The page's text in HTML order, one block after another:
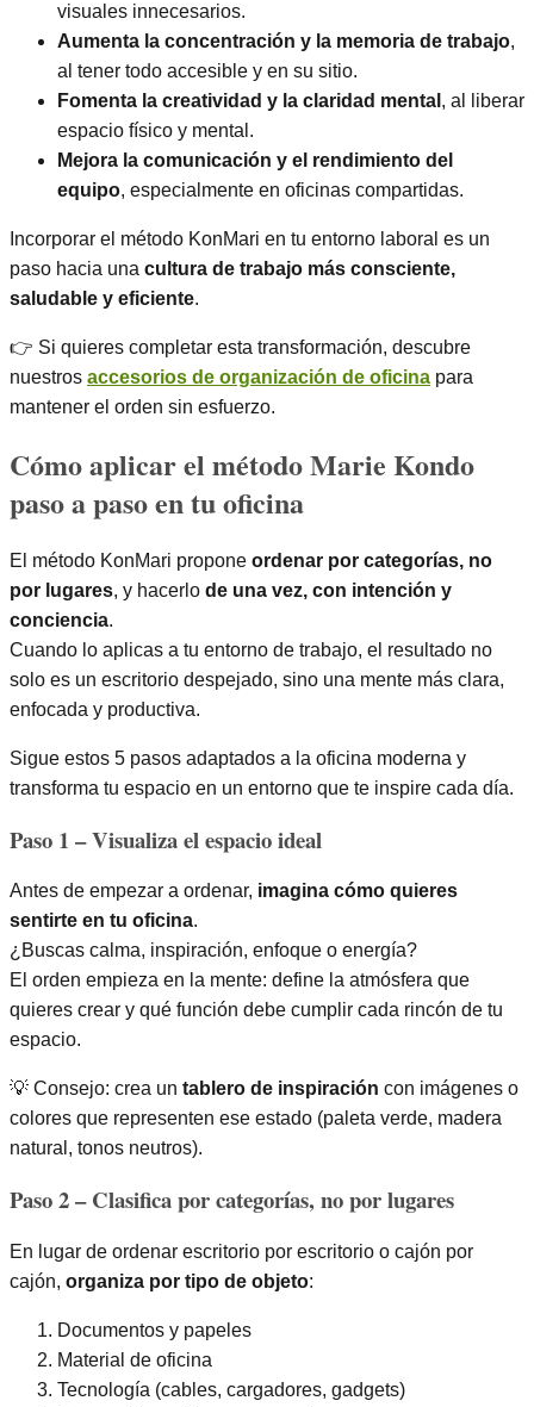
visuales innecesarios.
Aumenta la concentración y la memoria de trabajo,
al tener todo accesible y en su sitio.
Fomenta la creatividad y la claridad mental , al liberar
espacio físico y mental.
Mejora la comunicación y el rendimiento del
equipo, especialmente en oficinas compartidas.
Incorporar el método KonMari en tu entorno laboral es un
paso hacia una cultura de trabajo más consciente,
saludable y eficiente.
👉 Si quieres completar esta transformación, descubre
nuestros accesorios de organización de oficina para
mantener el orden sin esfuerzo.
Cómo aplicar el método Marie Kondo
paso a paso en tu oficina
El método KonMari propone ordenar por categorías, no
por lugares, y hacerlo de una vez, con intención y
conciencia.
Cuando lo aplicas a tu entorno de trabajo, el resultado no
solo es un escritorio despejado, sino una mente más clara,
enfocada y productiva.
Sigue estos 5 pasos adaptados a la oficina moderna y
transforma tu espacio en un entorno que te inspire cada día.
Paso 1 – Visualiza el espacio ideal
Antes de empezar a ordenar, imagina cómo quieres
sentirte en tu oficina.
¿Buscas calma, inspiración, enfoque o energía?
El orden empieza en la mente: define la atmósfera que
quieres crear y qué función debe cumplir cada rincón de tu
espacio.
💡 Consejo: crea un tablero de inspiración con imágenes o
colores que representen ese estado (paleta verde, madera
natural, tonos neutros).
Paso 2 – Clasifica por categorías, no por lugares
En lugar de ordenar escritorio por escritorio o cajón por
cajón, organiza por tipo de objeto:
Documentos y papeles
Material de oficina
Tecnología (cables, cargadores, gadgets)